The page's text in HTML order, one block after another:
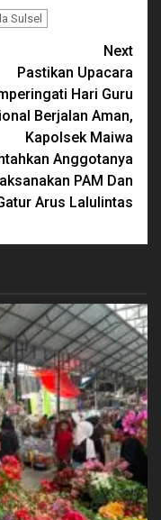
Sulsel
Next
Pastikan Upacara
Hari Guru
Berjalan Aman,
Kapolsek Maiwa
Anggotanya
PAM Dan
Arus Lalulintas